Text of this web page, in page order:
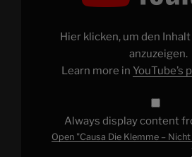
Hier klicken, um den
anzuzeigen.
Learn more in YouTube’s
Always display content
Open "Causa Die Klemme –